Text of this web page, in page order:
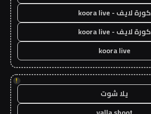
كورة لايف - koora live
كورة لايف - koora live
koora live
!
يلا شوت